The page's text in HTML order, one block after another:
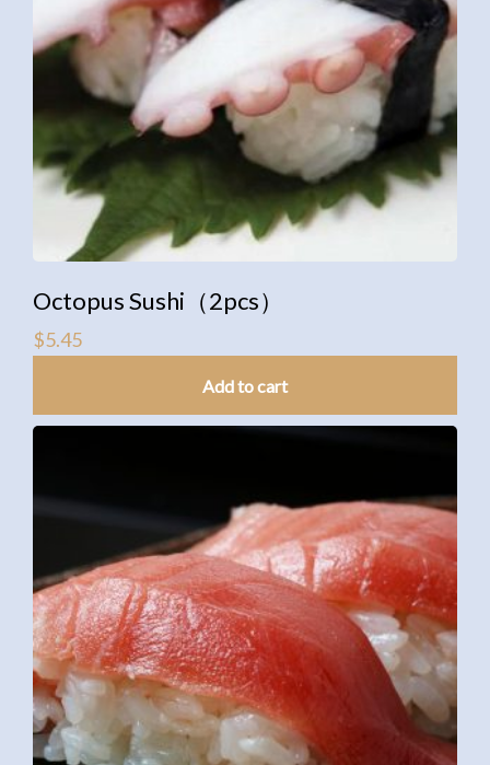
Octopus Sushi（2pcs）
$5.45
Add to cart